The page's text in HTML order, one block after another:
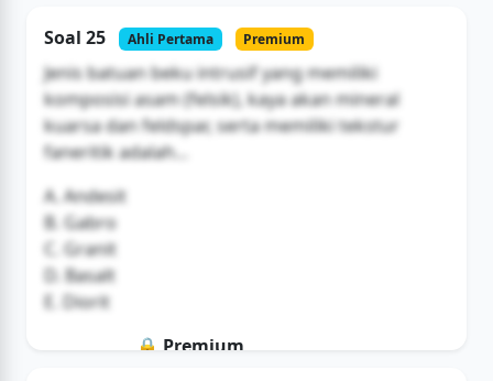
Buka Akses
Soal 25 Ahli Pertama Premium
Jenis batuan beku intrusif yang memiliki
komposisi asam (felsik), kaya akan mineral
kuarsa dan feldspar, serta memiliki tekstur
faneritik adalah...
A. Andesit
B. Gabro
C. Granit
D. Basalt
E. Diorit
🔒 Premium